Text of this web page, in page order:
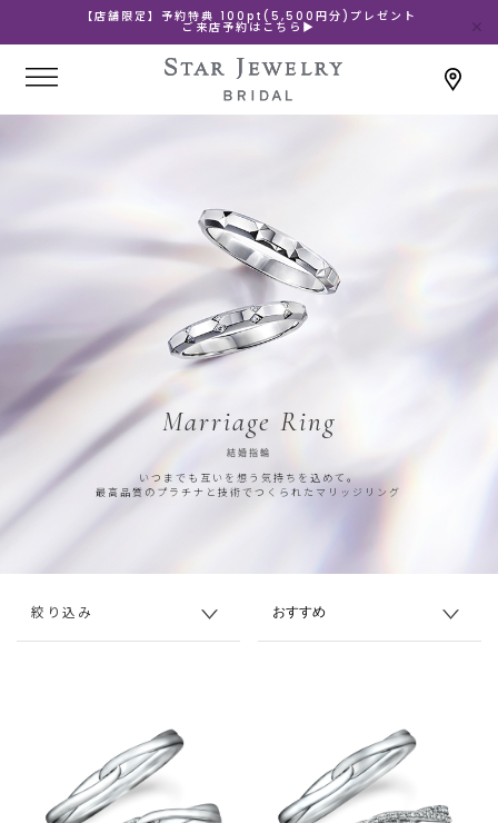
【店舗限定】予約特典 100pt(5,500円分)プレゼント
ご来店予約はこちら▶
Marriage Ring
結婚指輪
いつまでも互いを想う気持ちを込めて。
最高品質のプラチナと技術でつくられたマリッジリング
絞り込み